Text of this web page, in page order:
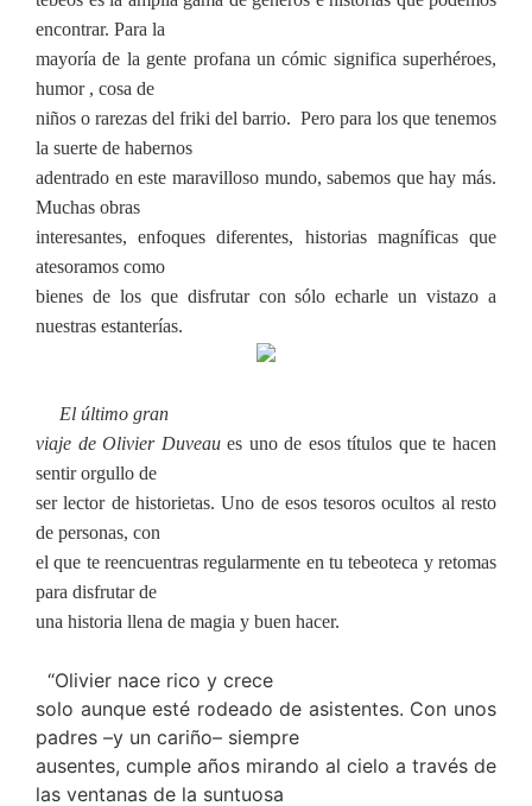
encontrar. Para la
mayoría de la gente profana un cómic significa superhéroes,
humor , cosa de
niños o rarezas del friki del barrio. Pero para los que tenemos
la suerte de habernos
adentrado en este maravilloso mundo, sabemos que hay más.
Muchas obras
interesantes, enfoques diferentes, historias magníficas que
atesoramos como
bienes de los que disfrutar con sólo echarle un vistazo a
nuestras estanterías.
El último gran
viaje de Olivier Duveaues uno de esos títulos que te hacen
sentir orgullo de
ser lector de historietas. Uno de esos tesoros ocultos al resto
de personas, con
el que te reencuentras regularmente en tu tebeoteca y retomas
para disfrutar de
una historia llena de magia y buen hacer.
“Olivier nace rico y crece
solo aunque esté rodeado de asistentes. Con unos
padres –y un cariño– siempre
ausentes, cumple años mirando al cielo a través de
las ventanas de la suntuosa